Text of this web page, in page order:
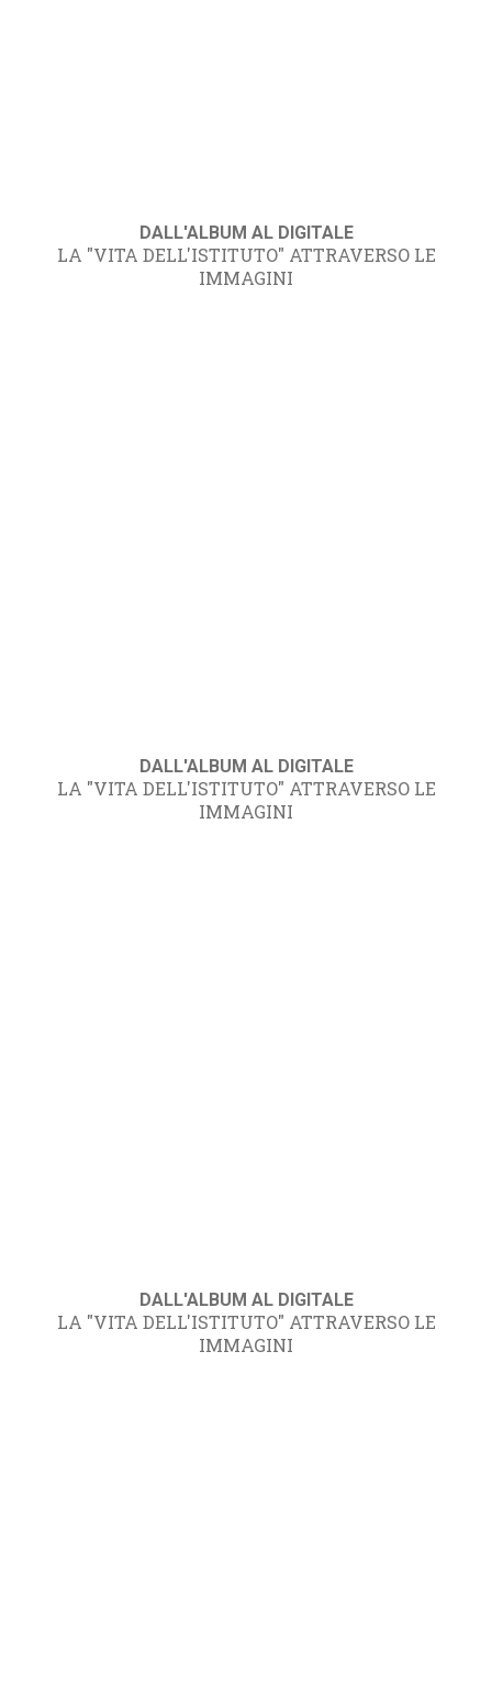
DALL'ALBUM AL DIGITALE
LA "VITA DELL'ISTITUTO" ATTRAVERSO LE
IMMAGINI
DALL'ALBUM AL DIGITALE
LA "VITA DELL'ISTITUTO" ATTRAVERSO LE
IMMAGINI
DALL'ALBUM AL DIGITALE
LA "VITA DELL'ISTITUTO" ATTRAVERSO LE
IMMAGINI